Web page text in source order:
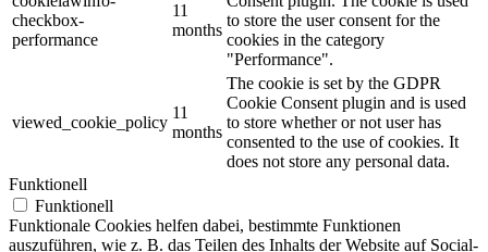
checkbox-
performance
11
months
to store the user consent for the
cookies in the category
"Performance".
viewed_cookie_policy
11
months
The cookie is set by the GDPR
Cookie Consent plugin and is used
to store whether or not user has
consented to the use of cookies. It
does not store any personal data.
Funktionell
Funktionell
Funktionale Cookies helfen dabei, bestimmte Funktionen
auszuführen, wie z. B. das Teilen des Inhalts der Website auf Social-